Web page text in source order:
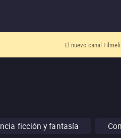
El nuevo canal
ficción y fantasía